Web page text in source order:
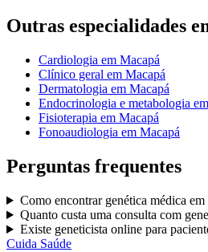
Outras especialidades
Cardiologia em Macapá
Clínico geral em Macapá
Dermatologia em Macapá
Endocrinologia e metabologia em
Fisioterapia em Macapá
Fonoaudiologia em Macapá
Perguntas frequentes
Como encontrar genética médica em
Quanto custa uma consulta com
Existe geneticista online para
Cuida Saúde